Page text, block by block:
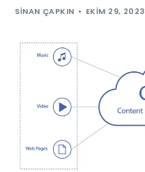
SINAN ÇAPKIN EKIM 29, 2023
web akademi